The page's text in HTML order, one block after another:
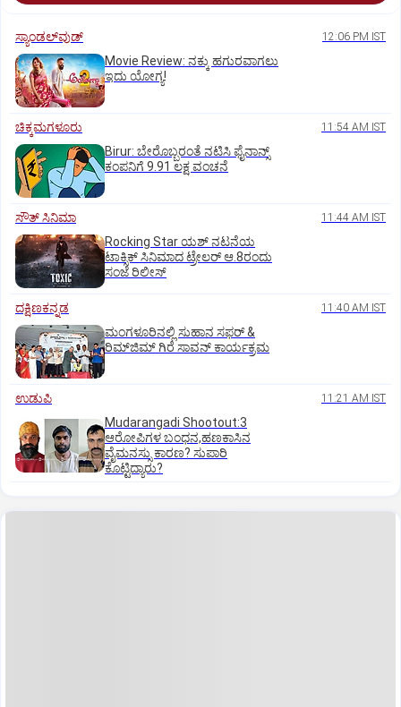
ಸ್ಯಾಂಡಲ್‌ವುಡ್‌ 12:06 PM IST
Movie Review: ನಕ್ಕು ಹಗುರವಾಗಲು
ಇದು ಯೋಗ್ಯ!
ಚಿಕ್ಕಮಗಳೂರು 11:54 AM IST
Birur: ಬೇರೊಬ್ಬರಂತೆ ನಟಿಸಿ ಫೈನಾನ್ಸ್
ಕಂಪನಿಗೆ 9.91 ಲಕ್ಷ ವಂಚನೆ
ಸೌತ್‌ ಸಿನಿಮಾ 11:44 AM IST
Rocking Star ಯಶ್‌ ನಟನೆಯ
ಟಾಕ್ಸಿಕ್‌ ಸಿನಿಮಾದ ಟ್ರೇಲರ್‌ ಆ.8ರಂದು
ಸಂಜೆ ರಿಲೀಸ್
ದಕ್ಷಿಣಕನ್ನಡ 11:40 AM IST
ಮಂಗಳೂರಿನಲ್ಲಿ ಸುಹಾನ ಸಫರ್ &
ರಿಮ್‌ಜಿಮ್ ಗಿರೆ ಸಾವನ್ ಕಾರ್ಯಕ್ರಮ
ಉಡುಪಿ 11:21 AM IST
Mudarangadi Shootout:‌3
ಆರೋಪಿಗಳ ಬಂಧನ,ಹಣಕಾಸಿನ
ವೈಮನಸ್ಸು ಕಾರಣ? ಸುಪಾರಿ
ಕೊಟ್ಟಿದ್ಯಾರು?